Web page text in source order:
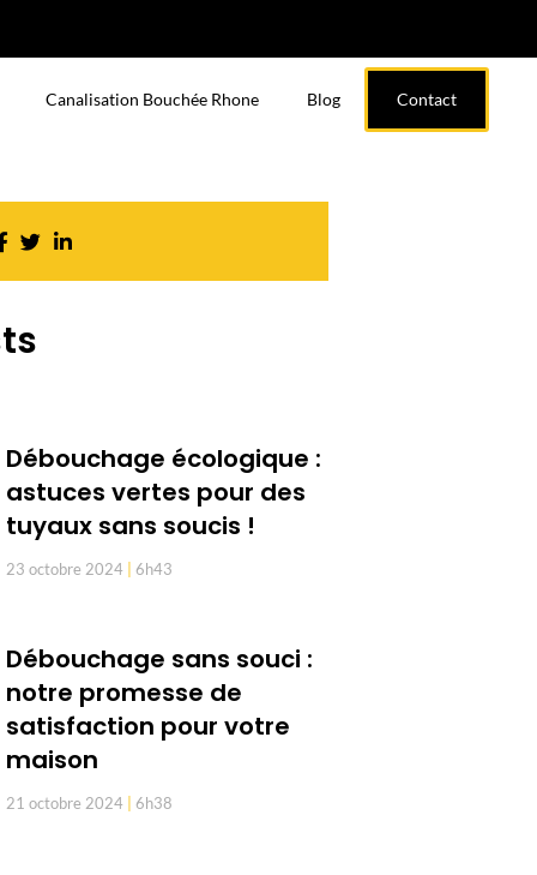
Canalisation Bouchée Rhone Blog Contact
Débouchage écologique :
astuces vertes pour des
tuyaux sans soucis !
23 octobre 2024 6h43
Débouchage sans souci :
notre promesse de
satisfaction pour votre
maison
21 octobre 2024 6h38